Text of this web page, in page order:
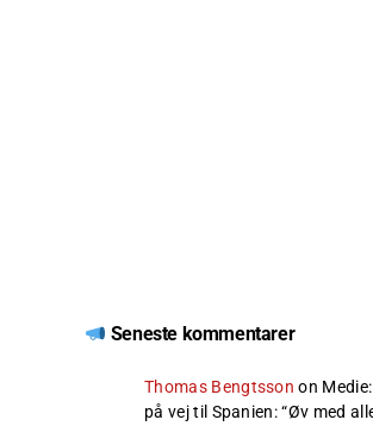
Seneste kommentarer
Thomas Bengtsson on
på vej til Spanien: “Øv med